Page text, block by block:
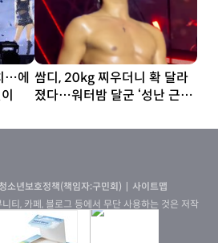
…에 쌈디, 20kg 찌우더니 확 달라
졌다…워터밤 달군 ‘성난 근육’
청소년보호정책(책임자:구민회)
사이트맵
티, 카페, 블로그 등에서 무단 사용하는 것은 저작
수 있습니다